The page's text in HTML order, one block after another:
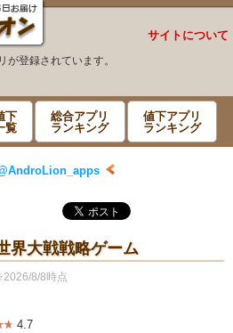
サイトについて
が登録されています。
下
覧
総合アプリ
ランキング
値下アプリ
ランキング
界大戦戦略ゲーム
8/8時点
4.7